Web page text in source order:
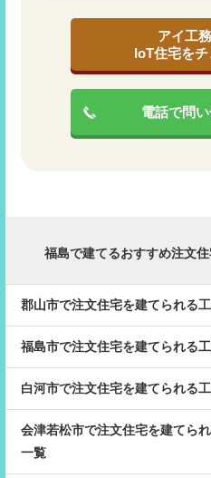
アイ工
IoT住宅をチ
電話で問
福島で建てるおすすめ注文
郡山市で注文住宅を建てられる
福島市で注文住宅を建てられる
白河市で注文住宅を建てられる
会津若松市で注文住宅を建てら
一覧